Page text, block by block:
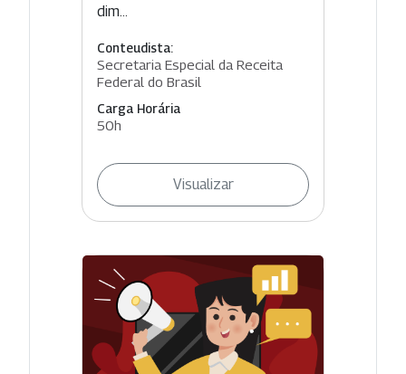
dim...
Conteudista:
Secretaria Especial da Receita
Federal do Brasil
Carga Horária
50h
Visualizar